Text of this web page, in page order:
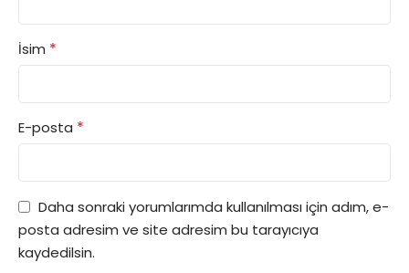
İsim *
E-posta *
Daha sonraki yorumlarımda kullanılması için adım, e-
posta adresim ve site adresim bu tarayıcıya
kaydedilsin.